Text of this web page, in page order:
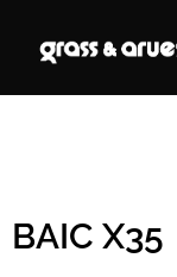
BAIC X35